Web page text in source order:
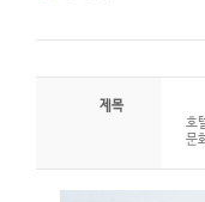
제목
호
문